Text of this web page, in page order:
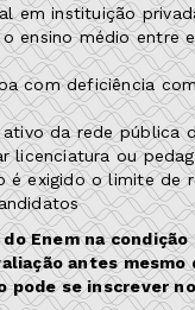
em instituição
ensino médio entre
com deficiência
da rede pública
licenciatura ou
é exigido o limite de
Enem na
antes mesmo
pode se inscrever